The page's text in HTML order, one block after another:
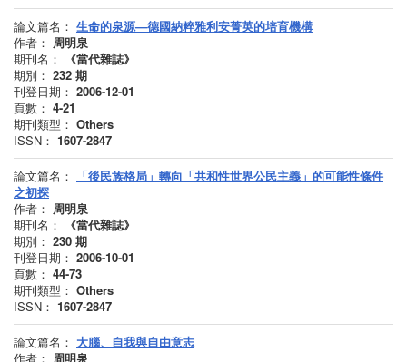
論文篇名： 生命的泉源—德國納粹雅利安菁英的培育機構
作者： 周明泉
期刊名：
《當代雜誌》
期別： 232 期
刊登日期： 2006-12-01
頁數： 4-21
期刊類型： Others
ISSN： 1607-2847
論文篇名：
「後民族格局」轉向「共和性世界公民主義」的可能性條件
之初探
作者： 周明泉
期刊名：
《當代雜誌》
期別： 230 期
刊登日期： 2006-10-01
頁數： 44-73
期刊類型： Others
ISSN： 1607-2847
論文篇名： 大腦、自我與自由意志
作者： 周明泉